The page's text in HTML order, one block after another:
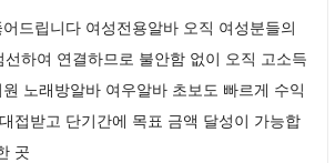
드립니다 여성전용알바 오직 여성분들의
하여 연결하므로 불안함 없이 오직 고소득
노래방알바 여우알바 초보도 빠르게 수익
접받고 단기간에 목표 금액 달성이 가능합
곳